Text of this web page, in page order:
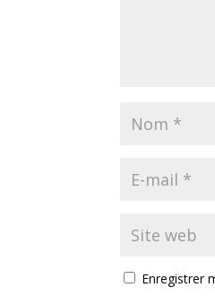
Enregistrer